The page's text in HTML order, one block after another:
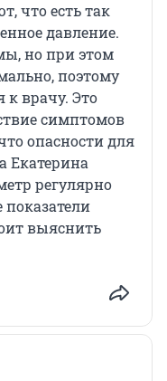
что есть так
давление.
но при этом
поэтому
к врачу. Это
симптомов
опасности для
Екатерина
регулярно
выяснить